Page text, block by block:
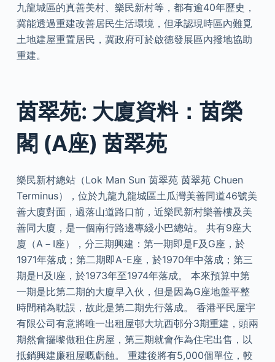
九龍城區的真善美村、樂民新村等，都有逾40年歷史，
冀能透過重建改善居民生活環境，但承認現時區內難覓
土地建屋重置居民，冀政府可於啟德發展區內撥地協助
重建。
茵翠苑: 大廈資料：茵榮
閣 (A座) 茵翠苑
樂民新村總站（Lok Man Sun 茵翠苑 茵翠苑 Chuen
Terminus），位於九龍九龍城區土瓜灣美善同道46號美
善大廈對面，過落山道路口前，近樂民新村樂善樓及美
善同大廈，是一個南行路邊專綫小巴總站。 共有9座大
廈（A－I座），分三期興建：第一期即是F及G座，於
1971年落成；第二期即A-E座，於1970年中落成；第三
期是H及I座，於1973年至1974年落成。 本來預算中第
一期是比第二期的大廈早入伙，但是因為G座地盤平整
時間稍為耽誤，故此是第二期先行落成。 香港平民屋宇
有限公司有意將唯一出租屋邨大坑西邨分3期重建，頭兩
期然會攞嚟做租住房屋，第三期就會作為住宅出售，以
抵銷興建廉租屋嘅虧蝕。 重建後將有5,000個單位，較